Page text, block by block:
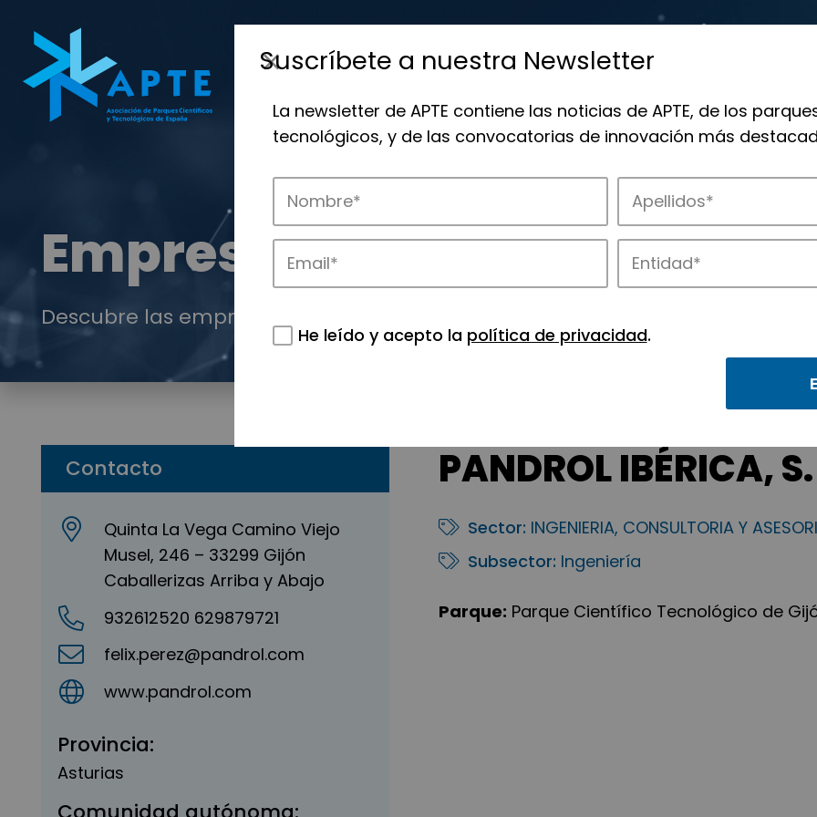
Empresas
Descubre las empresas que impulsan la innovación en los parques de APTE.
Contacto
Quinta La Vega Camino Viejo
Musel, 246 – 33299 Gijón
Caballerizas Arriba y Abajo
932612520 629879721
felix.perez@pandrol.com
www.pandrol.com
Provincia:
Asturias
PANDROL IBÉRICA,
Sector: INGENIERIA, CONSULTORIA Y
Subsector: Ingeniería
Parque: Parque Científico Tecnológico de
Suscríbete a nuestra Newsletter
La newsletter de APTE contiene las noticias de APTE, de los
tecnológicos, y de las convocatorias de innovación más
He leído y acepto la política de privacidad.